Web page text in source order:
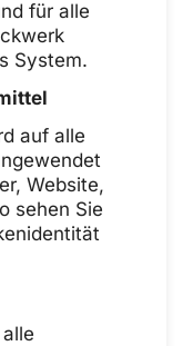
für alle
System.
auf alle
Website,
sehen Sie